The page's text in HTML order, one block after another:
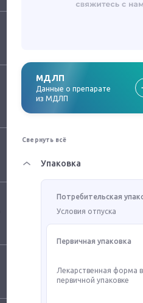
МДЛП
Данные о препарате
из МДЛП
Свернуть всё
Упаковка
Потребительская
Условия отпуска
Первичная упаковка
Лекарственная форма
первичной упаковке